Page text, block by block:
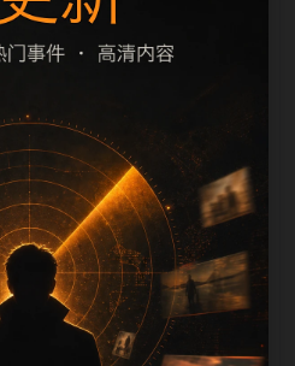
建议继续执行远程图片本地
去重和 description 长度过
相近页面，应通过不同角度
相关问题或专题入口，降低
面底部保留同类推荐、上一
保证重要页面点击深度尽量
时可按用户搜索路径补充三
栏目还有哪些可继续阅读、
否一致。每次新增内容后同